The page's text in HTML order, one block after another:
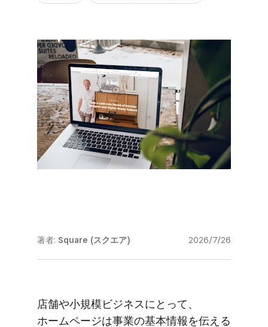
著者: Square (スクエア) 2026/7/26
店舗や​小規模ビジネスに​とって、​
ホームページは​事業の​基本情報を​伝える​